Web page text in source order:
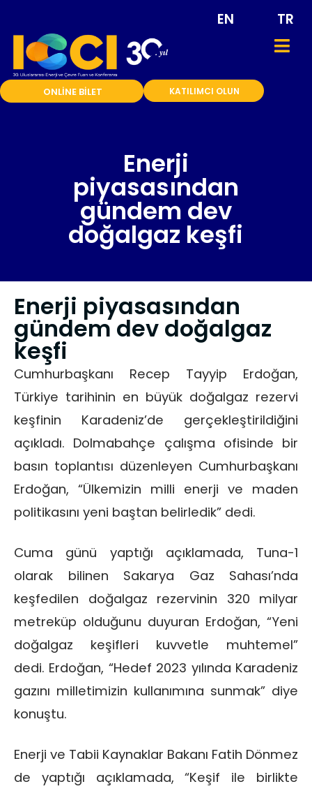
EN TR
ONLİNE BİLET KATILIMCI OLUN
Enerji
piyasasından
gündem dev
doğalgaz keşfi
Enerji piyasasından
gündem dev doğalgaz
keşfi
Cumhurbaşkanı Recep Tayyip Erdoğan,
Türkiye tarihinin en büyük doğalgaz rezervi
keşfinin Karadeniz’de gerçekleştirildiğini
açıkladı. Dolmabahçe çalışma ofisinde bir
basın toplantısı düzenleyen Cumhurbaşkanı
Erdoğan, “Ülkemizin milli enerji ve maden
politikasını yeni baştan belirledik” dedi.
Cuma günü yaptığı açıklamada, Tuna-1
olarak bilinen Sakarya Gaz Sahası’nda
keşfedilen doğalgaz rezervinin 320 milyar
metreküp olduğunu duyuran Erdoğan, “Yeni
doğalgaz keşifleri kuvvetle muhtemel”
dedi. Erdoğan, “Hedef 2023 yılında Karadeniz
gazını milletimizin kullanımına sunmak” diye
konuştu.
Enerji ve Tabii Kaynaklar Bakanı Fatih Dönmez
de yaptığı açıklamada, “Keşif ile birlikte